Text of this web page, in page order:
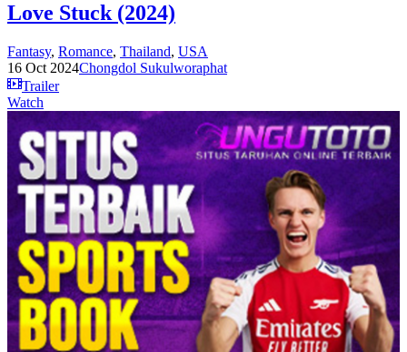
Love Stuck (2024)
Fantasy, Romance, Thailand, USA
16 Oct 2024Chongdol Sukulworaphat
Trailer
Watch